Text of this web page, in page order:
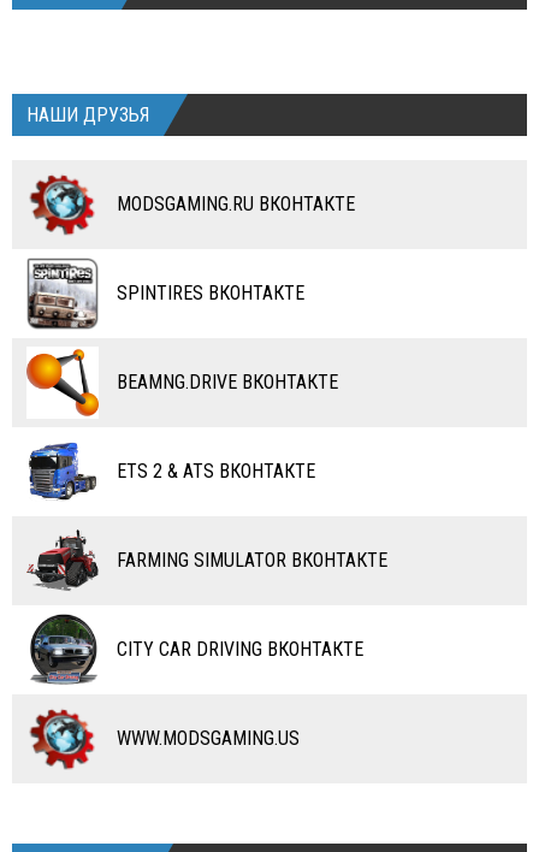
АВТОБУСЫ
ВЕЛОСИПЕДЫ
ПОЕЗДА
ВОДНЫЙ ТРАНСПОРТ
ВЕРТОЛЕТЫ
САМОЛЕТЫ
RC ТРАНСПОРТ
КАРТЫ
ЧИТЫ
ПРОГРАММЫ
АВТОБУСЫ
ТЮНИНГ
ДРУГИЕ МОДЫ
НАШИ ДРУЗЬЯ
MODSGAMING.RU ВКОНТАКТЕ
SPINTIRES ВКОНТАКТЕ
BEAMNG.DRIVE ВКОНТАКТЕ
ETS 2 & ATS ВКОНТАКТЕ
FARMING SIMULATOR ВКОНТАКТЕ
CITY CAR DRIVING ВКОНТАКТЕ
WWW.MODSGAMING.US